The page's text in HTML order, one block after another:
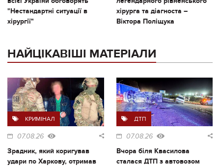
"Нестандартні ситуації в
хірургії"
хірурга та діагноста –
Віктора Поліщука
НАЙЦІКАВІШІ МАТЕРІАЛИ
КРИМІНАЛ
07.08.26
Зрадник, який коригував
удари по Харкову, отримав
ДТП
07.08.26
Вчора біля Квасилова
сталася ДТП з автовозом